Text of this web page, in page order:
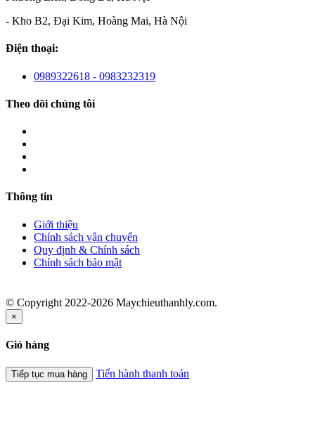
- Kho B2, Đại Kim, Hoàng Mai, Hà Nội
Điện thoại:
0989322618 - 0983232319
Theo dõi chúng tôi
Thông tin
Giới thiệu
Chính sách vận chuyển
Quy định & Chính sách
Chính sách bảo mật
© Copyright 2022-2026 Maychieuthanhly.com.
×
Giỏ hàng
Tiếp tục mua hàng Tiến hành thanh toán